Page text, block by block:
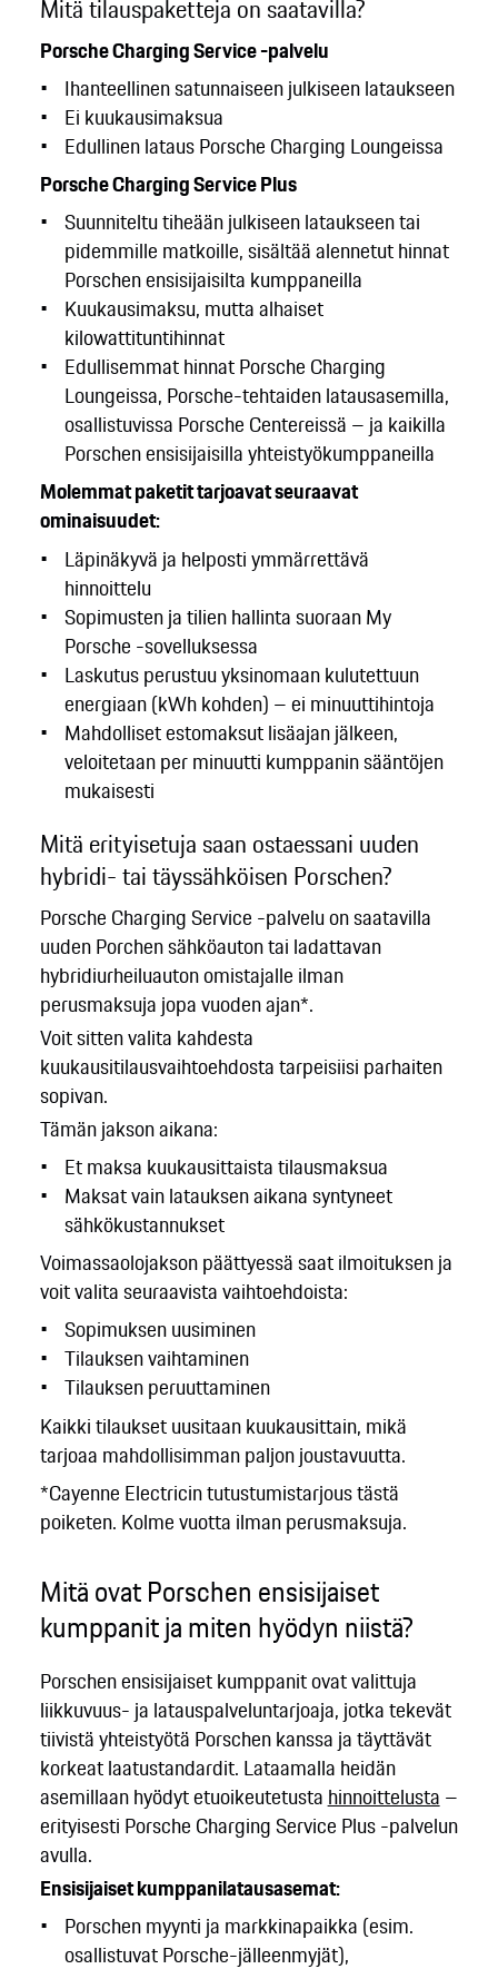
Mitä tilauspaketteja on saatavilla?
Porsche Charging Service -palvelu
Ihanteellinen satunnaiseen julkiseen lataukseen
Ei kuukausimaksua
Edullinen lataus Porsche Charging Loungeissa
Porsche Charging Service Plus
Suunniteltu tiheään julkiseen lataukseen tai
pidemmille matkoille, sisältää alennetut hinnat
Porschen ensisijaisilta kumppaneilla
Kuukausimaksu, mutta alhaiset
kilowattituntihinnat
Edullisemmat hinnat Porsche Charging
Loungeissa, Porsche-tehtaiden latausasemilla,
osallistuvissa Porsche Centereissä – ja kaikilla
Porschen ensisijaisilla yhteistyökumppaneilla
Molemmat paketit tarjoavat seuraavat
ominaisuudet:
Läpinäkyvä ja helposti ymmärrettävä
hinnoittelu
Sopimusten ja tilien hallinta suoraan My
Porsche -sovelluksessa
Laskutus perustuu yksinomaan kulutettuun
energiaan (kWh kohden) – ei minuuttihintoja
Mahdolliset estomaksut lisäajan jälkeen,
veloitetaan per minuutti kumppanin sääntöjen
mukaisesti
Mitä erityisetuja saan ostaessani uuden
hybridi- tai täyssähköisen Porschen?
Porsche Charging Service -palvelu on saatavilla
uuden Porchen sähköauton tai ladattavan
hybridiurheiluauton omistajalle ilman
perusmaksuja jopa vuoden ajan*.
Voit sitten valita kahdesta
kuukausitilausvaihtoehdosta tarpeisiisi parhaiten
sopivan.
Tämän jakson aikana:
Et maksa kuukausittaista tilausmaksua
Maksat vain latauksen aikana syntyneet
sähkökustannukset
Voimassaolojakson päättyessä saat ilmoituksen ja
voit valita seuraavista vaihtoehdoista:
Sopimuksen uusiminen
Tilauksen vaihtaminen
Tilauksen peruuttaminen
Kaikki tilaukset uusitaan kuukausittain, mikä
tarjoaa mahdollisimman paljon joustavuutta.
*Cayenne Electricin tutustumistarjous tästä
poiketen. Kolme vuotta ilman perusmaksuja.
Mitä ovat Porschen ensisijaiset
kumppanit ja miten hyödyn niistä?
Porschen ensisijaiset kumppanit ovat valittuja
liikkuvuus- ja latauspalveluntarjoaja, jotka tekevät
tiivistä yhteistyötä Porschen kanssa ja täyttävät
korkeat laatustandardit. Lataamalla heidän
asemillaan hyödyt etuoikeutetusta hinnoittelusta –
erityisesti Porsche Charging Service Plus -palvelun
avulla.
Ensisijaiset kumppanilatausasemat:
Porschen myynti ja markkinapaikka (esim.
osallistuvat Porsche-jälleenmyjät),